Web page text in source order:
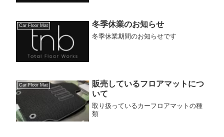
Car Floor Mat 冬季休業のお知らせ
冬季休業期間のお知らせです
Car Floor Mat
販売しているフロアマットにつ
いて
取り扱っているカーフロアマットの種
類